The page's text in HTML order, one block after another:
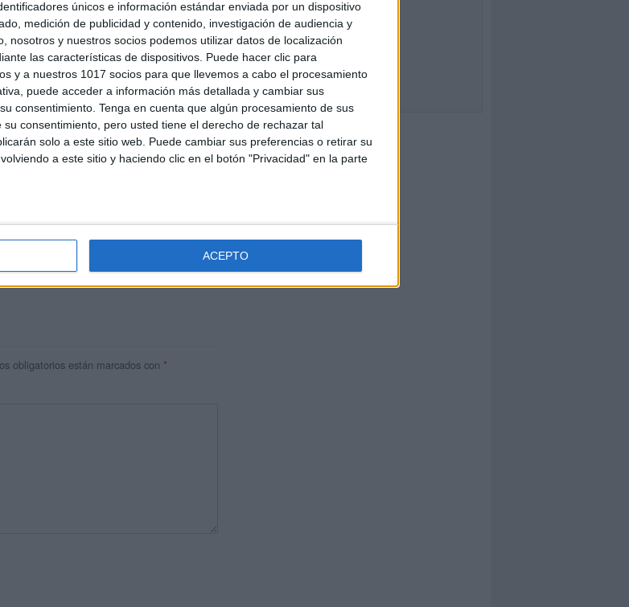
únicos e información estándar enviada por un dispositivo
medición de publicidad y contenido, investigación de audiencia y
nosotros y nuestros socios podemos utilizar datos de localización
las características de dispositivos. Puede hacer clic para
y a nuestros 1017 socios para que llevemos a cabo el procesamiento
puede acceder a información más detallada y cambiar sus
consentimiento. Tenga en cuenta que algún procesamiento de sus
consentimiento, pero usted tiene el derecho de rechazar tal
solo a este sitio web. Puede cambiar sus preferencias o retirar su
a este sitio y haciendo clic en el botón "Privacidad" en la parte
ACEPTO
personal de dos profesores Ginés y
de los contenidos que encontramos
del tiempo, que sus tareas como docentes, y
obligatorios están marcados con *